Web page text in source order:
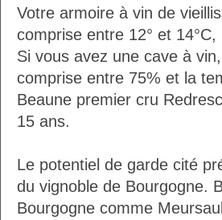
Votre armoire à vin de
comprise entre 12° et
Si vous avez une cave à
comprise entre 75% et la
Beaune premier cru
15 ans.
Le potentiel de garde cité
du vignoble de Bourgogne.
Bourgogne comme